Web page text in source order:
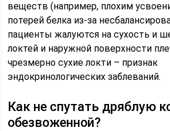
веществ (например, плохим
потерей белка из-за
пациенты жалуются на сухость и
локтей и наружной поверхности
чрезмерно сухие локти – признак
эндокринологических заблеваний. ​​​​​​​
Как не спутать дряблую
обезвоженной?